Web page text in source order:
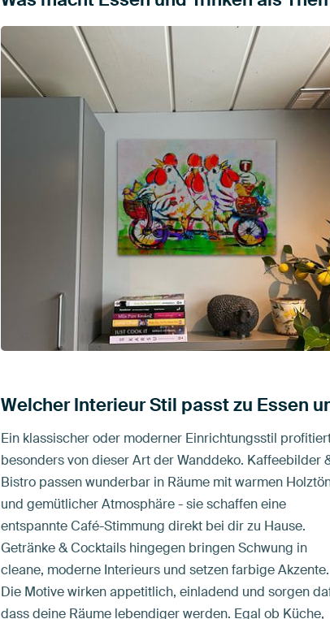
Welcher Interieur Stil passt zu Essen
Ein klassischer oder moderner Einrichtungsstil
besonders von dieser Art der Wanddeko. Kaffeebilder
Bistro passen wunderbar in Räume mit warmen
und gemütlicher Atmosphäre - sie schaffen eine
entspannte Café-Stimmung direkt bei dir zu Hause.
Getränke & Cocktails hingegen bringen Schwung in
cleane, moderne Interieurs und setzen farbige Akzente.
Die Motive wirken appetitlich, einladend und sorgen
dass deine Räume lebendiger werden. Egal ob Küche,